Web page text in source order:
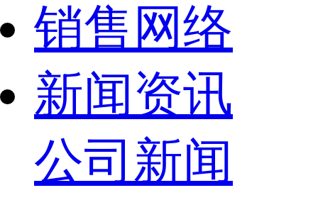
销售网络
新闻资讯
公司新闻